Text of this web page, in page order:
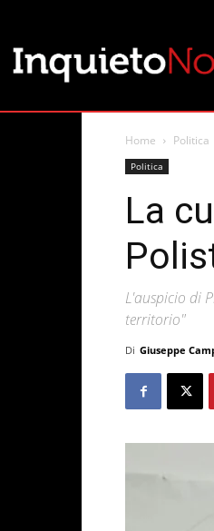
Home Politica
Politica
La
L'auspicio di
territorio"
Di Giuseppe